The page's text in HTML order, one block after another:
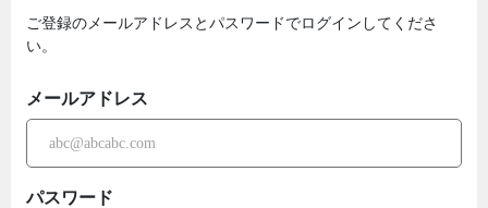
ご登録のメールアドレスとパスワードでログインしてくださ
い。
メールアドレス
パスワード